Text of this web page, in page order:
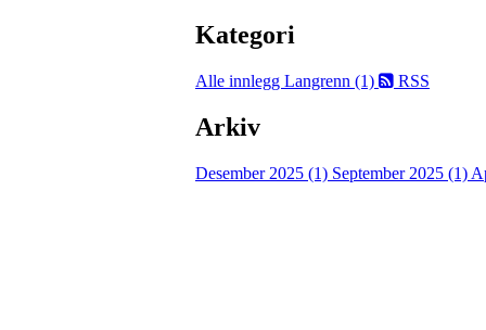
Kategori
Alle innlegg Langrenn (1) RSS
Arkiv
Desember 2025 (1) September 2025 (1)